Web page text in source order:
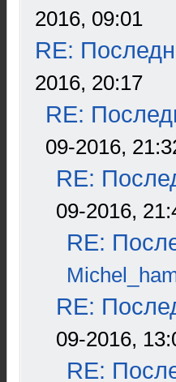
2016, 09:01
RE:
2016, 20:17
RE:
09-2016,
RE:
09-2016,
RE:
RE:
09-2016,
RE: